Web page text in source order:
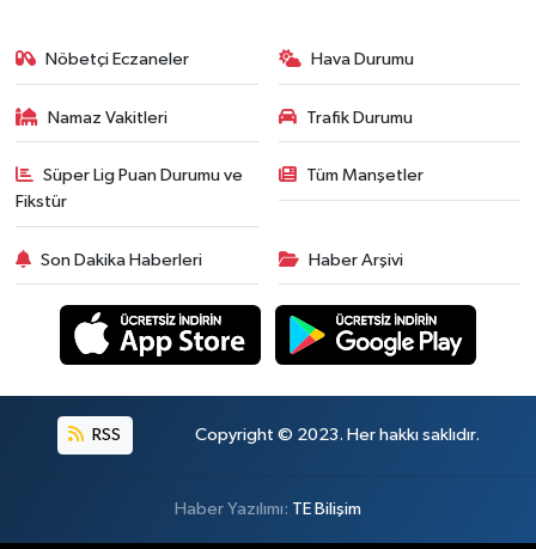
Nöbetçi Eczaneler Hava Durumu
Namaz Vakitleri Trafik Durumu
Süper Lig Puan Durumu ve
Fikstür
Tüm Manşetler
Son Dakika Haberleri Haber Arşivi
RSS Copyright © 2023. Her hakkı saklıdır.
Haber Yazılımı: TE Bilişim